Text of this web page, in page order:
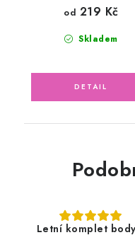
Skladem
od 219 Kč
Letní komplet